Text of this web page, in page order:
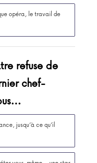
opéra, le travail de
refuse de
chef-
jusqu’à ce qu’il